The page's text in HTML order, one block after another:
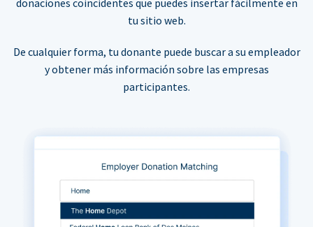
donaciones coincidentes que puedes insertar fácilmente en
tu sitio web.
De cualquier forma, tu donante puede buscar a su empleador
y obtener más información sobre las empresas
participantes.